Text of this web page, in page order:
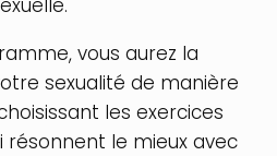
vous aurez la
sexualité de manière
les exercices
résonnent le mieux avec